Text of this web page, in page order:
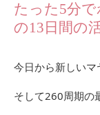
たった5分で
の13日間の
今日から新しい
そして260周期の